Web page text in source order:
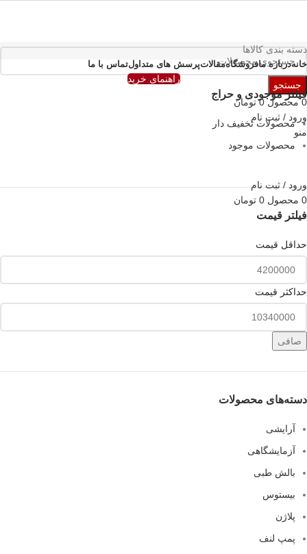
جستجو
0 محصول 0 تومان
ورود / ثبت نام
منو
ورود / ثبت نام
0 محصول 0 تومان
دسته بندی کالاها
خانهدرباره مافروشگاهمقالاتپرسش های متداولتماس با ما
راهنمای خرید
فیلتر موجودی و حراج
محصولات تخفیف دار
محصولات موجود
فیلتر قیمت
حداقل قیمت
حداكثر قيمت
صافی
دسته‌های محصولات
آرایشی
آزمایشگاهی
بالش طبی
بیستوس
پلاژن
پمپ لنف